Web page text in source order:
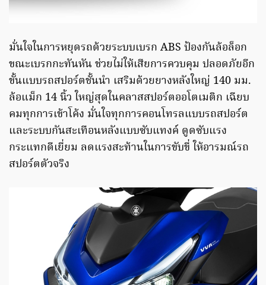
มั่นใจในการหยุดรถด้วยระบบเบรก ABS ป้องกันล้อล็อก
ขณะเบรกกะทันหัน ช่วยไม่ให้เสียการควบคุม ปลอดภัยอีก
ขั้นแบบรถสปอร์ตชั้นนำ เสริมด้วยยางหลังใหญ่ 140 มม.
ล้อแม็ก 14 นิ้ว ใหญ่สุดในคลาสสปอร์ตออโตเมติก เฉียบ
คมทุกการเข้าโค้ง มั่นใจทุกการคอนโทรลแบบรถสปอร์ต
และระบบกันสะเทือนหลังแบบซับแทงค์ ดูดซับแรง
กระแทกดีเยี่ยม ลดแรงสะท้านในการขับขี่ ให้อารมณ์รถ
สปอร์ตตัวจริง